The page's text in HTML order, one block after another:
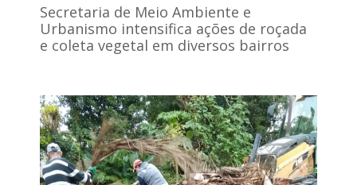
Secretaria de Meio Ambiente e
Urbanismo intensifica ações de roçada
e coleta vegetal em diversos bairros